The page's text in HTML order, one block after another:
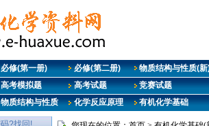
必修(第一册) 必修(第二册)
物质结构与性质(新
高考模拟题 高考试题
竞赛试题
物质结构与性质 化学反应原理 有机化学基础